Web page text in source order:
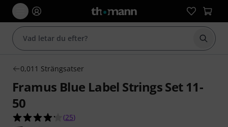
Börja
0,011 Strängsatser
Framus Blue Label Strings Set 11-
50
4.2 av 5 stjärnor från 25 kundbetyg
(25)